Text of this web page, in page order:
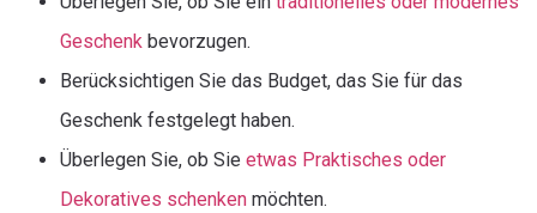
Geschenk bevorzugen.
Berücksichtigen Sie das Budget, das Sie für das
Geschenk festgelegt haben.
Überlegen Sie, ob Sie etwas Praktisches oder
Dekoratives schenken möchten.